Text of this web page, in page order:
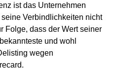
ist das Unternehmen
Verbindlichkeiten nicht
Folge, dass der Wert seiner
und wohl
wegen